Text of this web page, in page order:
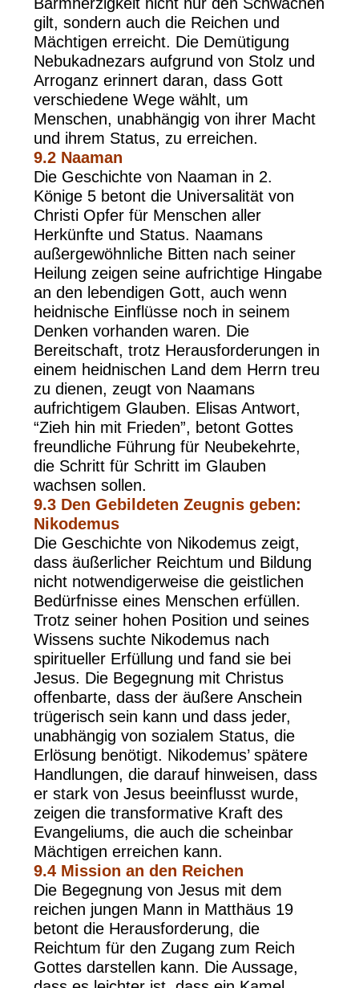
gilt, sondern auch die Reichen und
Mächtigen erreicht. Die Demütigung
Nebukadnezars aufgrund von Stolz und
Arroganz erinnert daran, dass Gott
verschiedene Wege wählt, um
Menschen, unabhängig von ihrer Macht
und ihrem Status, zu erreichen.
9.2 Naaman
Die Geschichte von Naaman in 2.
Könige 5 betont die Universalität von
Christi Opfer für Menschen aller
Herkünfte und Status. Naamans
außergewöhnliche Bitten nach seiner
Heilung zeigen seine aufrichtige Hingabe
an den lebendigen Gott, auch wenn
heidnische Einflüsse noch in seinem
Denken vorhanden waren. Die
Bereitschaft, trotz Herausforderungen in
einem heidnischen Land dem Herrn treu
zu dienen, zeugt von Naamans
aufrichtigem Glauben. Elisas Antwort,
“Zieh hin mit Frieden”, betont Gottes
freundliche Führung für Neubekehrte,
die Schritt für Schritt im Glauben
wachsen sollen.
9.3 Den Gebildeten Zeugnis geben:
Nikodemus
Die Geschichte von Nikodemus zeigt,
dass äußerlicher Reichtum und Bildung
nicht notwendigerweise die geistlichen
Bedürfnisse eines Menschen erfüllen.
Trotz seiner hohen Position und seines
Wissens suchte Nikodemus nach
spiritueller Erfüllung und fand sie bei
Jesus. Die Begegnung mit Christus
offenbarte, dass der äußere Anschein
trügerisch sein kann und dass jeder,
unabhängig von sozialem Status, die
Erlösung benötigt. Nikodemus’ spätere
Handlungen, die darauf hinweisen, dass
er stark von Jesus beeinflusst wurde,
zeigen die transformative Kraft des
Evangeliums, die auch die scheinbar
Mächtigen erreichen kann.
9.4 Mission an den Reichen
Die Begegnung von Jesus mit dem
reichen jungen Mann in Matthäus 19
betont die Herausforderung, die
Reichtum für den Zugang zum Reich
Gottes darstellen kann. Die Aussage,